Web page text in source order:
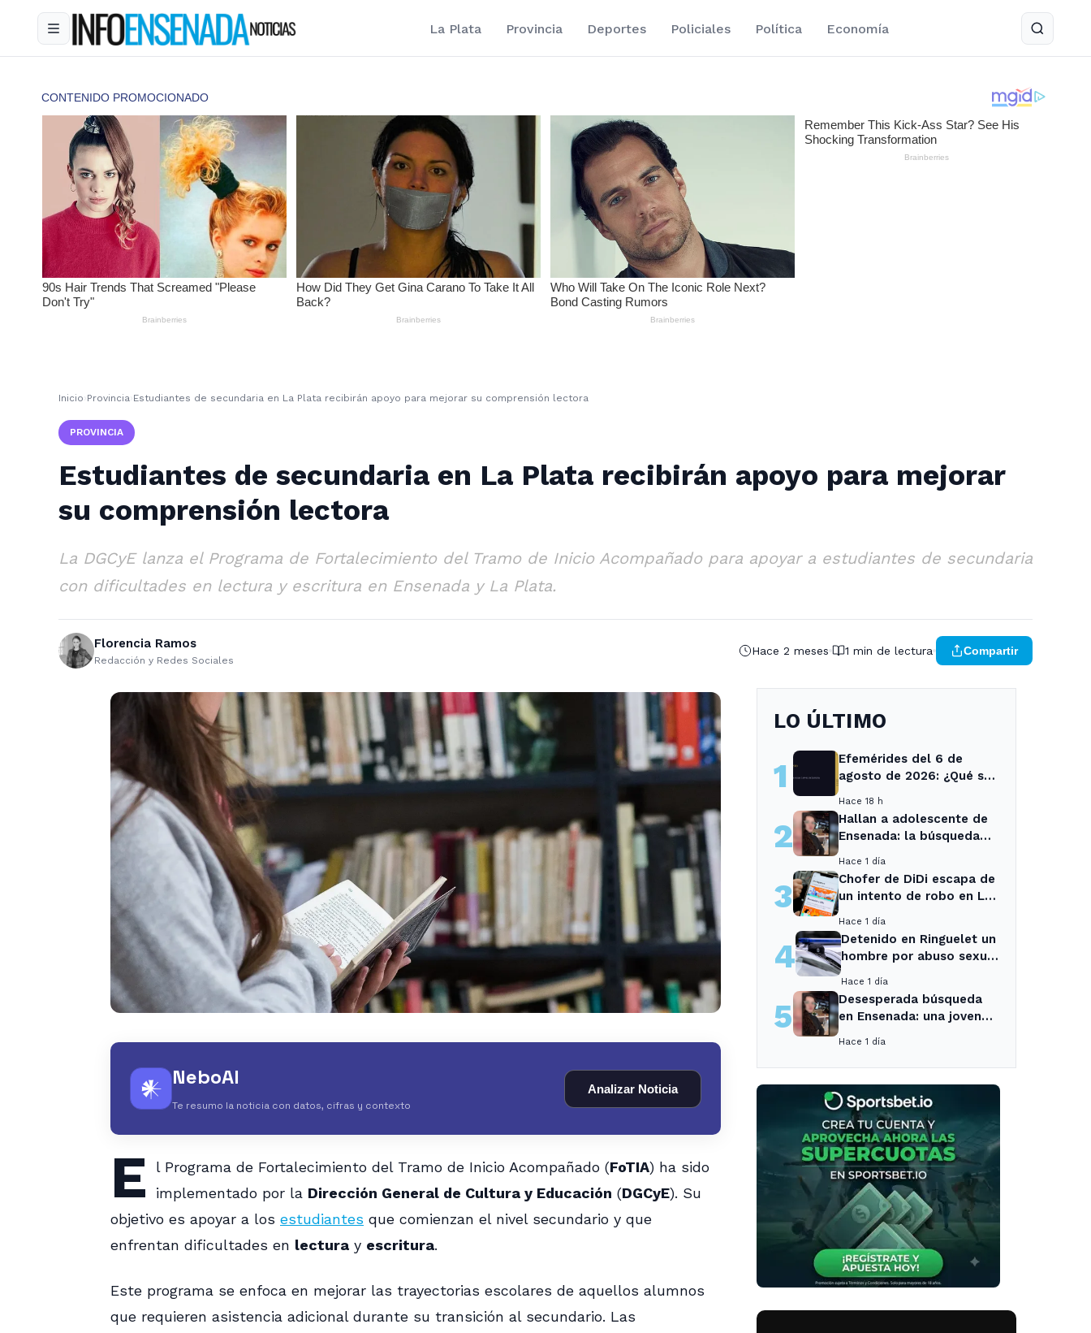
La Plata Provincia Deportes Policiales Política Economía
Inicio ›Provincia›Estudiantes de secundaria en La Plata recibirán apoyo para mejorar su comprensión lectora
PROVINCIA
Estudiantes de secundaria en La Plata recibirán apoyo para mejorar
su comprensión lectora
La DGCyE lanza el Programa de Fortalecimiento del Tramo de Inicio Acompañado para apoyar a estudiantes de secundaria
con dificultades en lectura y escritura en Ensenada y La Plata.
Florencia Ramos
Redacción y Redes Sociales
Hace 2 meses 1 min de lectura Compartir
𒀭 NeboAI
Te resumo la noticia con datos, cifras y contexto
Analizar Noticia
E l Programa de Fortalecimiento del Tramo de Inicio Acompañado (FoTIA) ha sido
implementado por la Dirección General de Cultura y Educación (DGCyE). Su
objetivo es apoyar a los estudiantes que comienzan el nivel secundario y que
enfrentan dificultades en lectura y escritura.
Este programa se enfoca en mejorar las trayectorias escolares de aquellos alumnos
que requieren asistencia adicional durante su transición al secundario. Las
LO ÚLTIMO
1
Efemérides del 6 de
agosto de 2026: ¿Qué se
Hace 18 h
2
Hallan a adolescente de
Ensenada: la búsqueda
Hace 1 día
3
Chofer de DiDi escapa de
un intento de robo en La
arrestada
Hace 1 día
4
Detenido en Ringuelet un
hombre por abuso sexual
Hace 1 día
5
Desesperada búsqueda
en Ensenada: una joven
Hace 1 día